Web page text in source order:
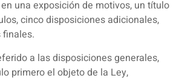
una exposición de motivos, un título
cinco disposiciones adicionales,
finales.
a las disposiciones generales,
primero el objeto de la Ley,